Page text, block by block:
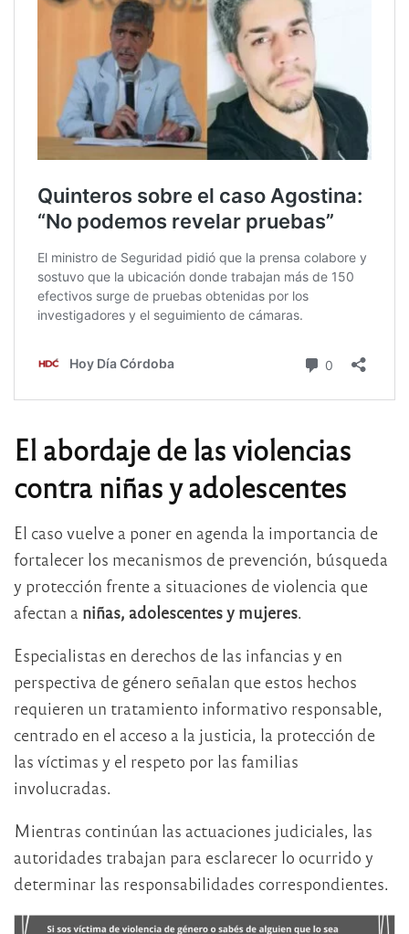
El abordaje de las violencias
contra niñas y adolescentes
El caso vuelve a poner en agenda la importancia de
fortalecer los mecanismos de prevención, búsqueda
y protección frente a situaciones de violencia que
afectan a niñas, adolescentes y mujeres.
Especialistas en derechos de las infancias y en
perspectiva de género señalan que estos hechos
requieren un tratamiento informativo responsable,
centrado en el acceso a la justicia, la protección de
las víctimas y el respeto por las familias
involucradas.
Mientras continúan las actuaciones judiciales, las
autoridades trabajan para esclarecer lo ocurrido y
determinar las responsabilidades correspondientes.